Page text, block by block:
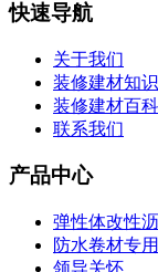
快速导航
关于我们
装修建材知识
装修建材百科
联系我们
产品中心
弹性体改性
防水卷材专